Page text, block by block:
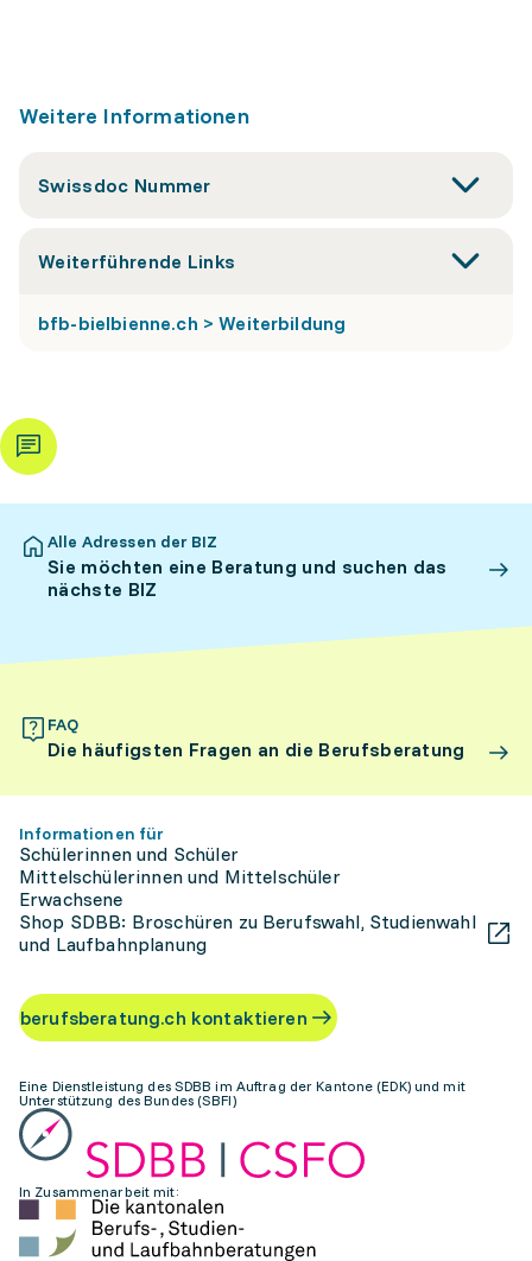
Weitere Informationen
Swissdoc Nummer
Weiterführende Links
bfb-bielbienne.ch > Weiterbildung
Alle Adressen der BIZ
Sie möchten eine Beratung und suchen das
nächste BIZ
FAQ
Die häufigsten Fragen an die Berufsberatung
Informationen für
Schülerinnen und Schüler
Mittelschülerinnen und Mittelschüler
Erwachsene
Shop SDBB: Broschüren zu Berufswahl, Studienwahl
und Laufbahnplanung
berufsberatung.ch kontaktieren
Eine Dienstleistung des SDBB im Auftrag der Kantone (EDK) und mit
Unterstützung des Bundes (SBFI)
In Zusammenarbeit mit: